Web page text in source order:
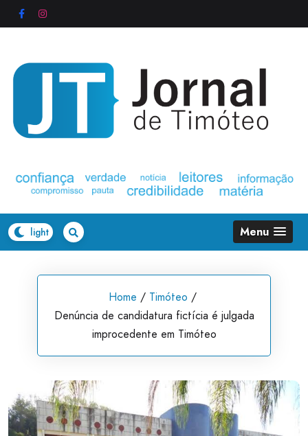
to
Menu
Home / Timóteo /
Denúncia de candidatura fictícia é julgada
improcedente em Timóteo